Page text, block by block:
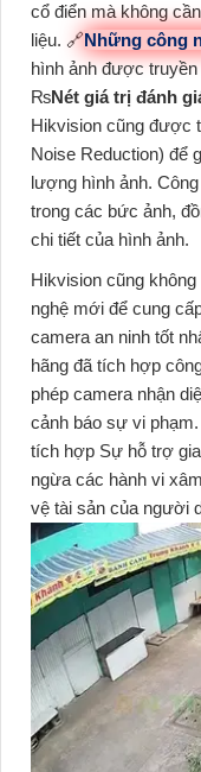
cổ điển mà không
liệu. 🔗Những công
hình ảnh được
₨Nét giá trị đánh
Hikvision cũng được
Noise Reduction) để
lượng hình ảnh.
trong các bức ảnh,
chi tiết của hình ảnh.
Hikvision cũng
nghệ mới để cung
camera an ninh tốt
hãng đã tích hợp
phép camera nhận
cảnh báo sự vi
tích hợp Sự hỗ trợ
ngừa các hành vi
vệ tài sản của người